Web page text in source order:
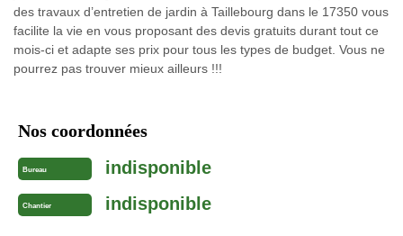
des travaux d’entretien de jardin à Taillebourg dans le 17350 vous
facilite la vie en vous proposant des devis gratuits durant tout ce
mois-ci et adapte ses prix pour tous les types de budget. Vous ne
pourrez pas trouver mieux ailleurs !!!
Nos coordonnées
Bureau indisponible
Chantier indisponible